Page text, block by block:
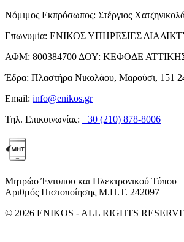
Νόμιμος Εκπρόσωπος: Στέργιος
Επωνυμία: ΕΝΙΚΟΣ ΥΠΗΡΕΣΙΕΣ
ΑΦΜ: 800384700 ΔΟΥ: ΚΕΦΟΔΕ
Έδρα: Πλαστήρα Νικολάου, Μαρούσι, 151
Email: info@enikos.gr
Τηλ. Επικοινωνίας: +30 (210) 878-8006
Μητρώο Έντυπου και Ηλεκτρονικού Τύπου
Αριθμός Πιστοποίησης Μ.Η.Τ. 242097
© 2026 ENIKOS - ALL RIGHTS